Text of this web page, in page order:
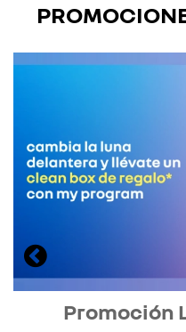
Promoción